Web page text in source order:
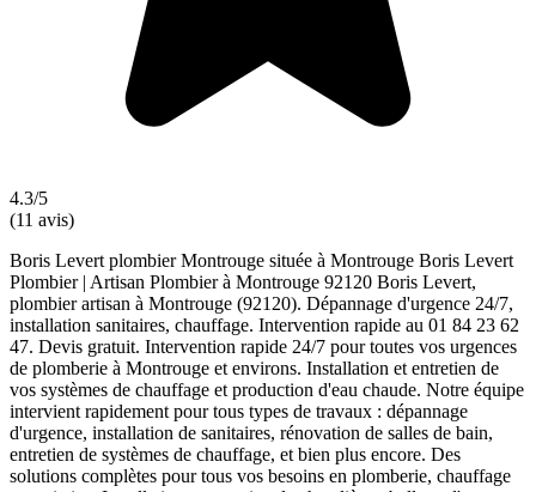
4.3/5
(11 avis)
Boris Levert plombier Montrouge située à Montrouge Boris Levert
Plombier | Artisan Plombier à Montrouge 92120 Boris Levert,
plombier artisan à Montrouge (92120). Dépannage d'urgence 24/7,
installation sanitaires, chauffage. Intervention rapide au 01 84 23 62
47. Devis gratuit. Intervention rapide 24/7 pour toutes vos urgences
de plomberie à Montrouge et environs. Installation et entretien de
vos systèmes de chauffage et production d'eau chaude. Notre équipe
intervient rapidement pour tous types de travaux : dépannage
d'urgence, installation de sanitaires, rénovation de salles de bain,
entretien de systèmes de chauffage, et bien plus encore. Des
solutions complètes pour tous vos besoins en plomberie, chauffage